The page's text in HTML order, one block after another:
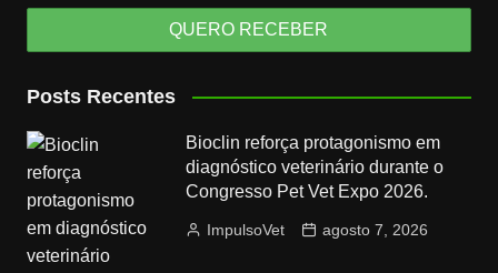
Posts Recentes
Bioclin reforça protagonismo em
diagnóstico veterinário durante o
Congresso Pet Vet Expo 2026.
ImpulsoVet agosto 7, 2026